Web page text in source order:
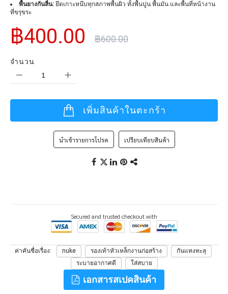
พื้นยางกันลื่น: ยึดเกาะหนึบทุกสภาพพื้นผิว ทั้งพื้นปูน พื้นมัน และพื้นที่หน้างาน
ที่ขรุขระ
฿400.00 ฿600.00
จำนวน
เพิ่มสินค้าในตะกร้า
นำเข้ารายการโปรด เปรียบเทียบสินค้า
Secured and trusted checkout with
ค่าคันชื่อเรื่อง nuke รองเท้าหัวเหล็กงานก่อสร้าง
กันแทงทะลุ
ระบายอากาศดี
ใส่สบาย
เอกสารสเปคสินค้า